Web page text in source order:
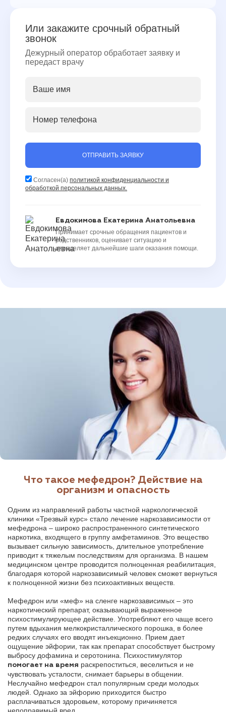
Или закажите срочный обратный
звонок
Дежурный оператор обработает заявку и
передаст врачу
ОТПРАВИТЬ ЗАЯВКУ
Согласен(а) политикой конфиденциальности и
обработкой персональных данных.
Евдокимова Екатерина Анатольевна
Принимает срочные обращения пациентов и
родственников, оценивает ситуацию и
определяет дальнейшие шаги оказания помощи.
Что такое мефедрон? Действие на
организм и опасность
Одним из направлений работы частной наркологической
клиники «Трезвый курс» стало лечение наркозависимости от
мефедрона – широко распространенного синтетического
наркотика, входящего в группу амфетаминов. Это вещество
вызывает сильную зависимость, длительное употребление
приводит к тяжелым последствиям для организма. В нашем
медицинском центре проводится полноценная реабилитация,
благодаря которой наркозависимый человек сможет вернуться
к полноценной жизни без психоактивных веществ.
Мефедрон или «меф» на сленге наркозависимых – это
наркотический препарат, оказывающий выраженное
психостимулирующее действие. Употребляют его чаще всего
путем вдыхания мелкокристаллического порошка, в более
редких случаях его вводят инъекционно. Прием дает
ощущение эйфории, так как препарат способствует быстрому
выбросу дофамина и серотонина. Психостимулятор
помогает на время раскрепоститься, веселиться и не
чувствовать усталости, снимает барьеры в общении.
Неслучайно мефедрон стал популярным среди молодых
людей. Однако за эйфорию приходится быстро
расплачиваться здоровьем, которому причиняется